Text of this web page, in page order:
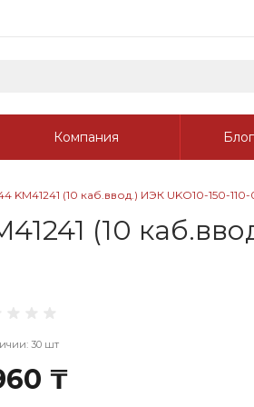
Компания Блог
KM41241 (10 каб.ввод.) ИЭК UKO10-150-
(10
30 шт
₸